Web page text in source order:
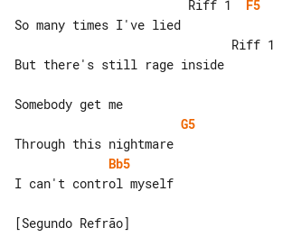
                        Riff 1
F5
                              Riff 1
But there's still rage inside
G5
Bb5
I can't control myself